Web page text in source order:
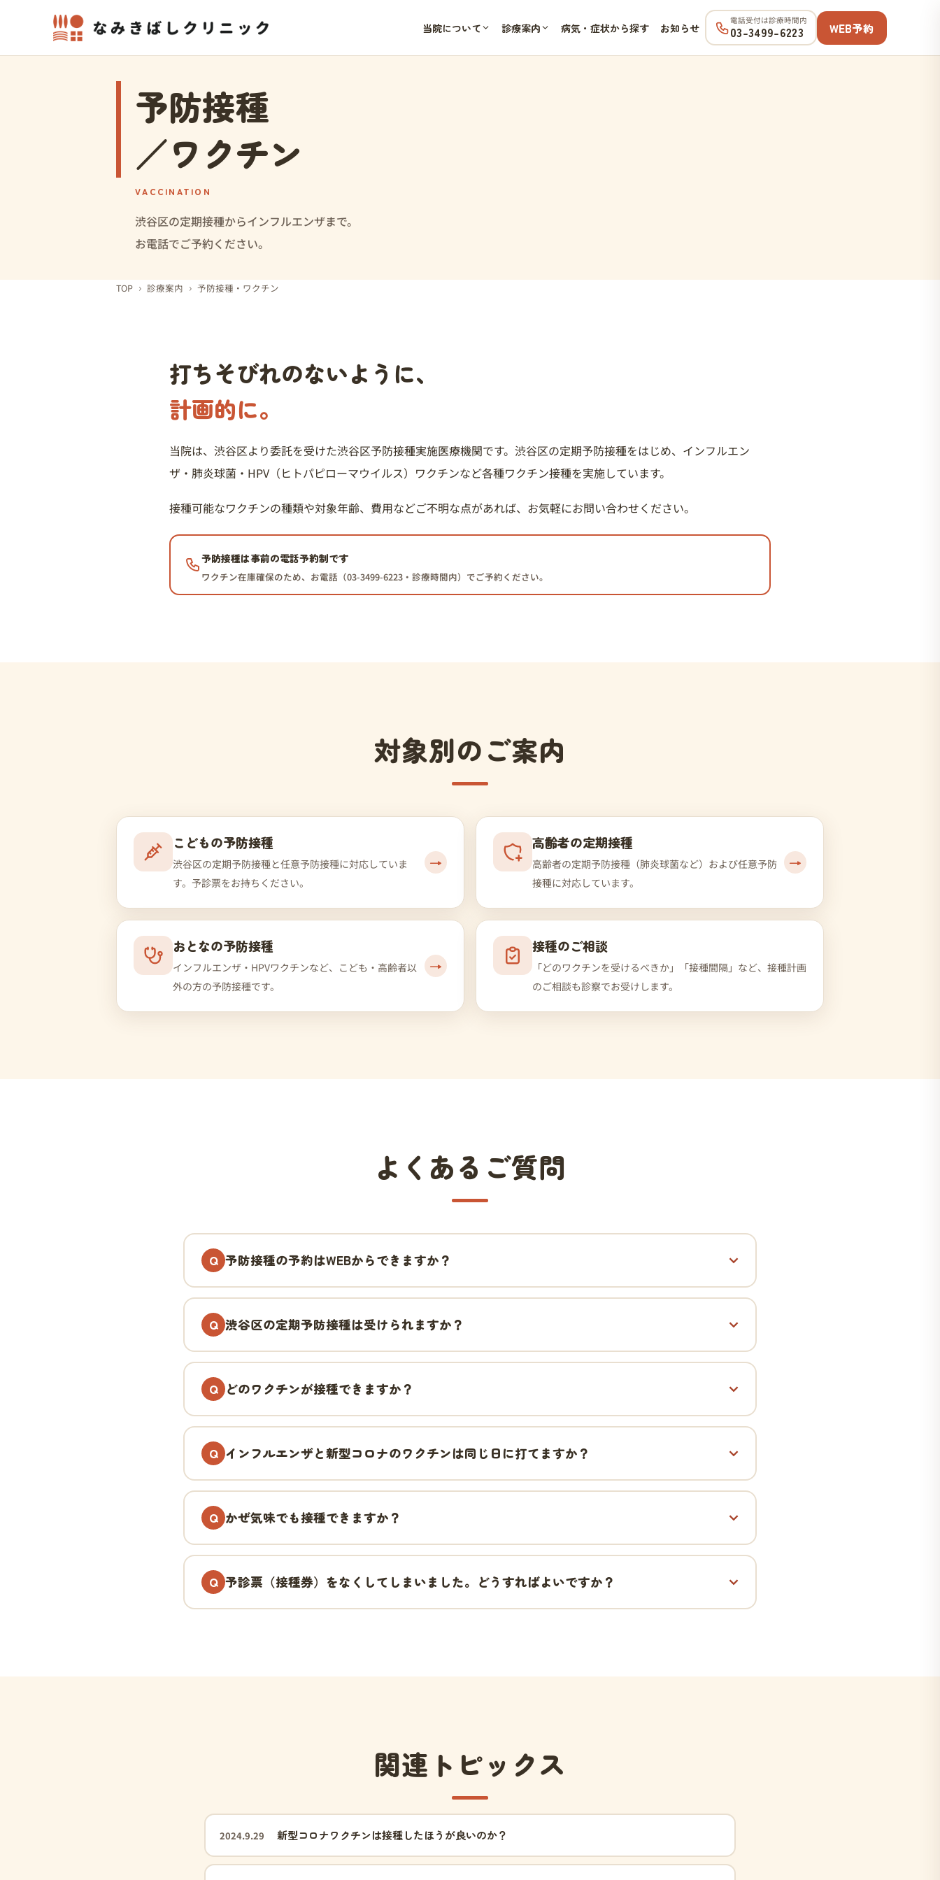
当院について 診療案内 病気・症状から探す お知らせ
電話受付は診療時間内
03-3499-6223 WEB予約
予防接種
／ワクチン
VACCINATION
渋谷区の定期接種からインフルエンザまで。
お電話でご予約ください。
TOP › 診療案内 › 予防接種・ワクチン
打ちそびれのないように、
計画的に。
当院は、渋谷区より委託を受けた渋谷区予防接種実施医療機関です。渋谷区の定期予防接種をはじめ、インフルエン
ザ・肺炎球菌・HPV（ヒトパピローマウイルス）ワクチンなど各種ワクチン接種を実施しています。
接種可能なワクチンの種類や対象年齢、費用などご不明な点があれば、お気軽にお問い合わせください。
予防接種は事前の電話予約制です
ワクチン在庫確保のため、お電話（03-3499-6223・診療時間内）でご予約ください。
対象別のご案内
こどもの予防接種
渋谷区の定期予防接種と任意予防接種に対応していま
す。予診票をお持ちください。
→
高齢者の定期接種
高齢者の定期予防接種（肺炎球菌など）および任意予防
接種に対応しています。
→
おとなの予防接種
インフルエンザ・HPVワクチンなど、こども・高齢者以
外の方の予防接種です。
→
接種のご相談
「どのワクチンを受けるべきか」「接種間隔」など、接種計画
のご相談も診察でお受けします。
よくあるご質問
予防接種の予約はWEBからできますか？
渋谷区の定期予防接種は受けられますか？
どのワクチンが接種できますか？
インフルエンザと新型コロナのワクチンは同じ日に打てますか？
かぜ気味でも接種できますか？
予診票（接種券）をなくしてしまいました。どうすればよいですか？
関連トピックス
2024.9.29 新型コロナワクチンは接種したほうが良いのか？